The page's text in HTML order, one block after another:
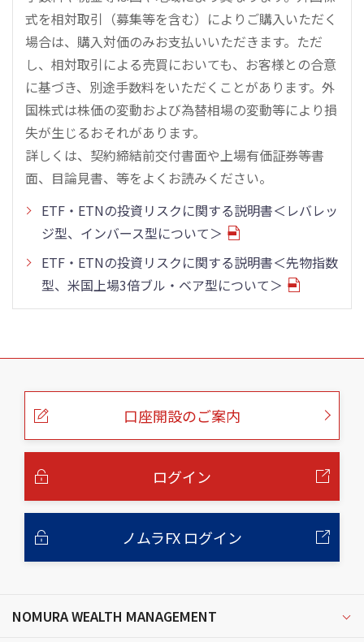
式を相対取引（募集等を含む）によりご購入いただく
場合は、購入対価のみお支払いいただきます。ただ
し、相対取引による売買においても、お客様との合意
に基づき、別途手数料をいただくことがあります。外
国株式は株価の変動および為替相場の変動等により損
失が生じるおそれがあります。
詳しくは、契約締結前交付書面や上場有価証券等書
面、目論見書、等をよくお読みください。
ETF・ETNの投資リスクに関する説明書＜レバレッ
ジ型、インバース型について＞
ETF・ETNの投資リスクに関する説明書＜先物指数
型、米国上場3倍ブル・ベア型について＞
こ
口座開設のご案内
ログイン
ノムラFX ログイン
NOMURA WEALTH MANAGEMENT